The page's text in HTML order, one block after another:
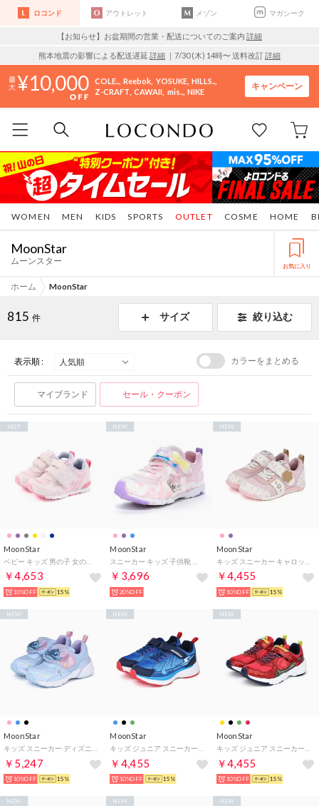
ロコンド アウトレット メゾン マガシーク
【お知らせ】お盆期間の営業・配送についてのご案内 詳細
熊本地震の影響による配送遅延 詳細 ｜7/30 (木) 14時〜 送料改訂詳細
10,000 COLE.. Reebok YOSUKE HILLS..
Z-CRAFT CAWAII mis.. NIKE
キャンペーン
WOMEN MEN KIDS SPORTS COSME HOME
OUTLET
MoonStar
ムーンスター お気に入り
ホーム MoonStar
815 件 サイズ 絞り込む
表示順 : カラーをまとめる
マイブランド セール・クーポン
MoonStar
￥4,653
HOT
10%OFF 15%
MoonStar
￥3,696
NEW
20%OFF
MoonStar
￥4,455
NEW
10%OFF 15%
MoonStar
￥5,247
NEW
10%OFF 15%
MoonStar
￥4,455
NEW
10%OFF 15%
MoonStar
￥4,455
NEW
10%OFF 15%
NEW NEW NEW